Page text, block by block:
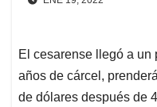
El cesarense llegó a
años de cárcel,
de dólares después de